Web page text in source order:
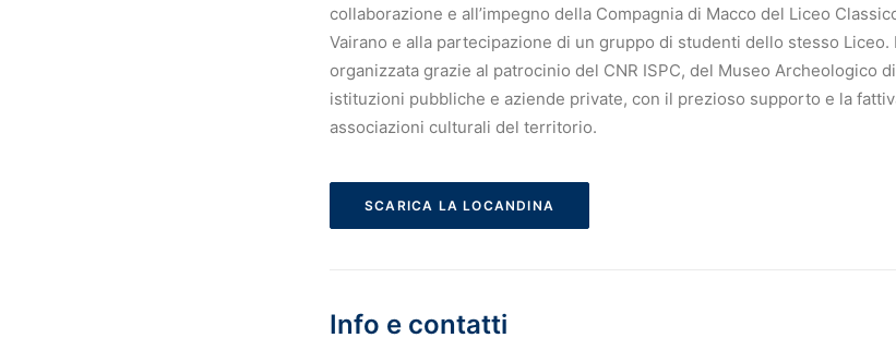
collaborazione e all’impegno della Compagnia di Macco del Liceo
Vairano e alla partecipazione di un gruppo di studenti dello stesso Liceo.
organizzata grazie al patrocinio del CNR ISPC, del Museo Archeologico
istituzioni pubbliche e aziende private, con il prezioso supporto e la
associazioni culturali del territorio.
SCARICA LA LOCANDINA
Info e contatti